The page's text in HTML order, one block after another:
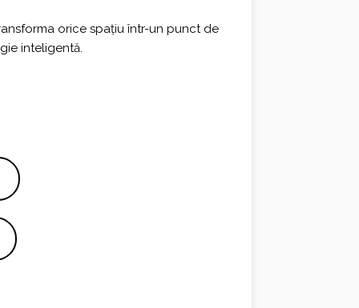
orice spațiu într-un punct de
inteligentă.